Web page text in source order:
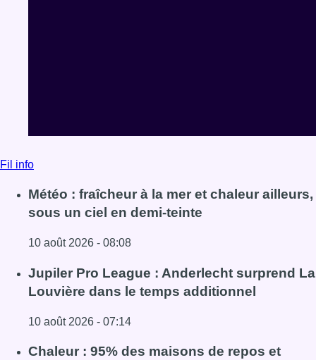
Fil info
Météo : fraîcheur à la mer et chaleur ailleurs,
sous un ciel en demi-teinte
10 août 2026 - 08:08
Lire l'article Météo : fraîcheur à la mer et chaleur ailleurs,
Jupiler Pro League : Anderlecht surprend La
Louvière dans le temps additionnel
10 août 2026 - 07:14
Lire l'article Jupiler Pro League : Anderlecht surprend La
Chaleur : 95% des maisons de repos et